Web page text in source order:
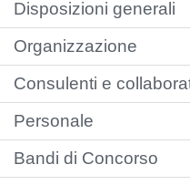
Disposizioni generali
Organizzazione
Consulenti e
Personale
Bandi di Concorso